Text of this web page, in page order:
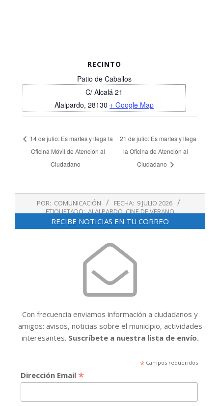
RECINTO
Patio de Caballos
C/ Alcalá 21
Alalpardo, 28130 + Google Map
14 de julio: Es martes y llega la
Oficina Móvil de Atención al
Ciudadano
21 de julio: Es martes y llega
la Oficina de Atención al
Ciudadano
POR: COMUNICACIÓN FECHA: 9 JULIO 2026
ETIQUETADO: ALALPARDO,CINE DE VERANO
RECIBE NOTICIAS EN TU CORREO
Con frecuencia enviamos información a ciudadanos y
amigos: avisos, noticias sobre el municipio, actividades
interesantes. Suscríbete a nuestra lista de envío.
*Campos requeridos
Dirección Email *